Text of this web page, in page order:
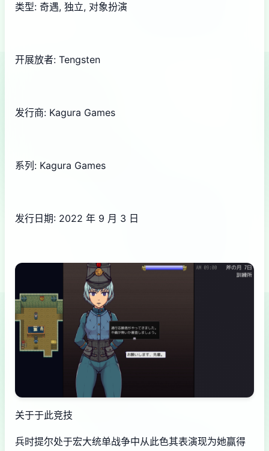
类型: 奇遇, 独立, 对象扮演
开展放者: Tengsten
发行商: Kagura Games
系列: Kagura Games
发行日期: 2022 年 9 月 3 日
关于于此竞技
兵时提尔处于宏大统单战争中从此色其表演现为她赢得